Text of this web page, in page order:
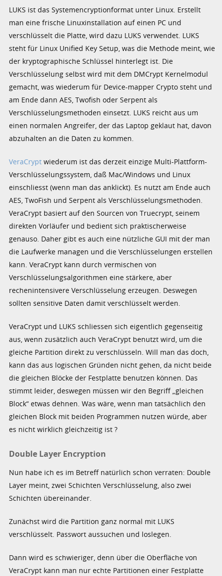
LUKS ist das Systemencryptionformat unter Linux. Erstellt
man eine frische Linuxinstallation auf einen PC und
verschlüsselt die Platte, wird dazu LUKS verwendet. LUKS
steht für Linux Unified Key Setup, was die Methode meint, wie
der kryptographische Schlüssel hinterlegt ist. Die
Verschlüsselung selbst wird mit dem DMCrypt Kernelmodul
gemacht, was wiederum für Device-mapper Crypto steht und
am Ende dann AES, Twofish oder Serpent als
Verschlüsselungsmethoden einsetzt. LUKS reicht aus um
einen normalen Angreifer, der das Laptop geklaut hat, davon
abzuhalten an die Daten zu kommen.
VeraCrypt wiederum ist das derzeit einzige Multi-Plattform-
Verschlüsselungssystem, daß Mac/Windows und Linux
einschliesst (wenn man das anklickt). Es nutzt am Ende auch
AES, TwoFish und Serpent als Verschlüsselungsmethoden.
VeraCrypt basiert auf den Sourcen von Truecrypt, seinem
direkten Vorläufer und bedient sich praktischerweise
genauso. Daher gibt es auch eine nützliche GUI mit der man
die Laufwerke managen und die Verschlüsselungen erstellen
kann. VeraCrypt kann durch vermischen von
Verschlüsselungsalgorithmen eine stärkere, aber
rechenintensivere Verschlüsselung erzeugen. Deswegen
sollten sensitive Daten damit verschlüsselt werden.
VeraCrypt und LUKS schliessen sich eigentlich gegenseitig
aus, wenn zusätzlich auch VeraCrypt benutzt wird, um die
gleiche Partition direkt zu verschlüsseln. Will man das doch,
kann das aus logischen Gründen nicht gehen, da nicht beide
die gleichen Blöcke der Festplatte benutzen können. Das
stimmt leider, deswegen müssen wir den Begriff „gleichen
Block“ etwas dehnen. Was wäre, wenn man tatsächlich den
gleichen Block mit beiden Programmen nutzen würde, aber
es nicht wirklich gleichzeitig ist ?
Double Layer Encryption
Nun habe ich es im Betreff natürlich schon verraten: Double
Layer meint, zwei Schichten Verschlüsselung, also zwei
Schichten übereinander.
Zunächst wird die Partition ganz normal mit LUKS
verschlüsselt. Passwort aussuchen und loslegen.
Dann wird es schwieriger, denn über die Oberfläche von
VeraCrypt kann man nur echte Partitionen einer Festplatte